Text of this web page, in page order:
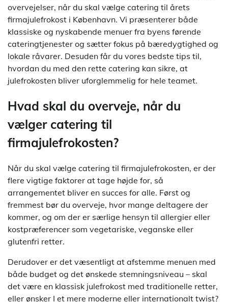
overvejelser, når du skal vælge catering til årets
firmajulefrokost i København. Vi præsenterer både
klassiske og nyskabende menuer fra byens førende
cateringtjenester og sætter fokus på bæredygtighed og
lokale råvarer. Desuden får du vores bedste tips til,
hvordan du med den rette catering kan sikre, at
julefrokosten bliver uforglemmelig for hele teamet.
Hvad skal du overveje, når du
vælger catering til
firmajulefrokosten?
Når du skal vælge catering til firmajulefrokosten, er der
flere vigtige faktorer at tage højde for, så
arrangementet bliver en succes for alle. Først og
fremmest bør du overveje, hvor mange deltagere der
kommer, og om der er særlige hensyn til allergier eller
kostpræferencer som vegetariske, veganske eller
glutenfri retter.
Derudover er det væsentligt at afstemme menuen med
både budget og det ønskede stemningsniveau – skal
det være en klassisk julefrokost med traditionelle retter,
eller ønsker I et mere moderne eller internationalt twist?